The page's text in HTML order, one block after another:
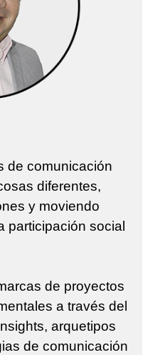
de comunicación
diferentes,
y moviendo
participación social
de proyectos
a través del
arquetipos
de comunicación